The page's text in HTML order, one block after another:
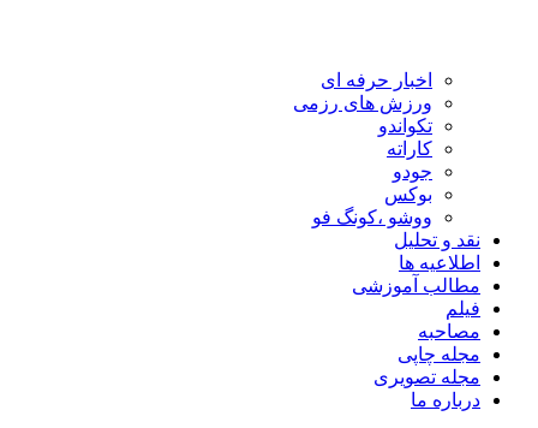
اخبار حرفه ای
ورزش های رزمی
تکواندو
کاراته
جودو
بوکس
ووشو ،کونگ فو
نقد و تحلیل
اطلاعیه ها
مطالب آموزشی
فیلم
مصاحبه
مجله چاپی
مجله تصویری
درباره ما